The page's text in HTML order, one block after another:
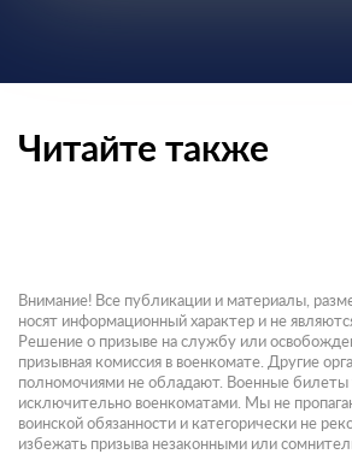
Читайте также
Внимание! Все публикации и материалы,
носят информационный характер и не
Решение о призыве на службу или
призывная комиссия в военкомате. Другие
полномочиями не обладают. Военные
исключительно военкоматами. Мы не
воинской обязанности и категорически не
избежать призыва незаконными или